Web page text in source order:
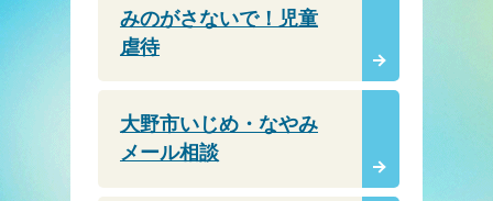
みのがさないで！児童
虐待
大野市いじめ・なやみ
メール相談